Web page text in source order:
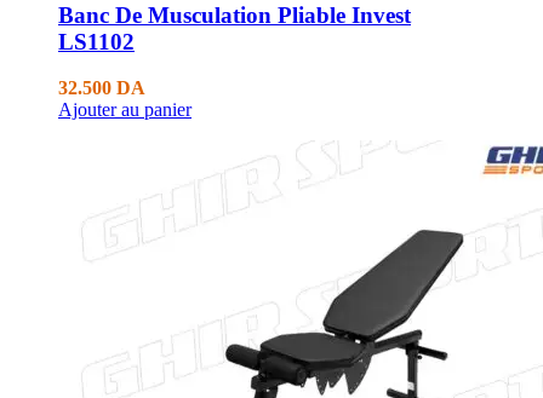
Banc De Musculation Pliable Invest
LS1102
32.500 DA
Ajouter au panier